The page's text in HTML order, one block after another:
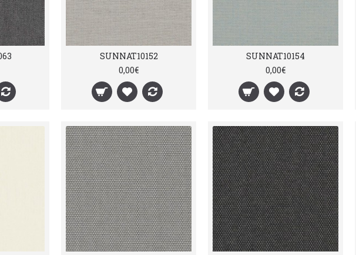
SUNNAT10152
0,00€
SUNNAT10154
0,00€